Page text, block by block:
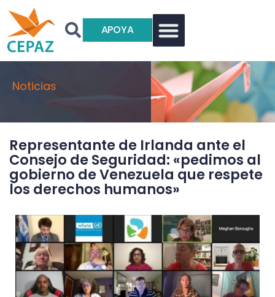
APOYA
Noticias
Representante de Irlanda ante el
Consejo de Seguridad: «pedimos al
gobierno de Venezuela que respete
los derechos humanos»